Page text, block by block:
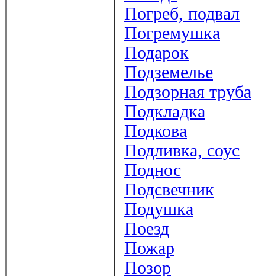
Погреб, подвал
Погремушка
Подарок
Подземелье
Подзорная труба
Подкладка
Подкова
Подливка, соус
Поднос
Подсвечник
Подушка
Поезд
Пожар
Позор